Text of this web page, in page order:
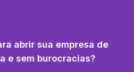
abrir sua empresa de
e sem burocracias?